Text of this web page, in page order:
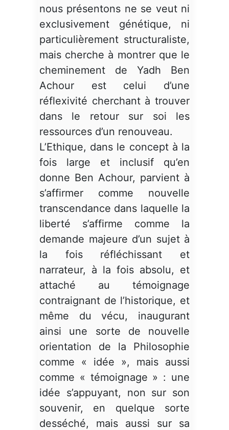
nous présentons ne se veut ni
exclusivement génétique, ni
particulièrement structuraliste,
mais cherche à montrer que le
cheminement de Yadh Ben
Achour est celui d’une
réflexivité cherchant à trouver
dans le retour sur soi les
ressources d’un renouveau.
L’Ethique, dans le concept à la
fois large et inclusif qu’en
donne Ben Achour, parvient à
s’affirmer comme nouvelle
transcendance dans laquelle la
liberté s’affirme comme la
demande majeure d’un sujet à
la fois réfléchissant et
narrateur, à la fois absolu, et
attaché au témoignage
contraignant de l’historique, et
même du vécu, inaugurant
ainsi une sorte de nouvelle
orientation de la Philosophie
comme « idée », mais aussi
comme « témoignage » : une
idée s’appuyant, non sur son
souvenir, en quelque sorte
desséché, mais aussi sur sa